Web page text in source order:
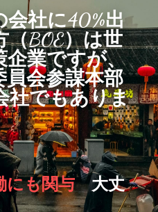
社に40%出
BOE）は世
企業ですが、
員会参謀本部
社でもありま
にも関与 大丈